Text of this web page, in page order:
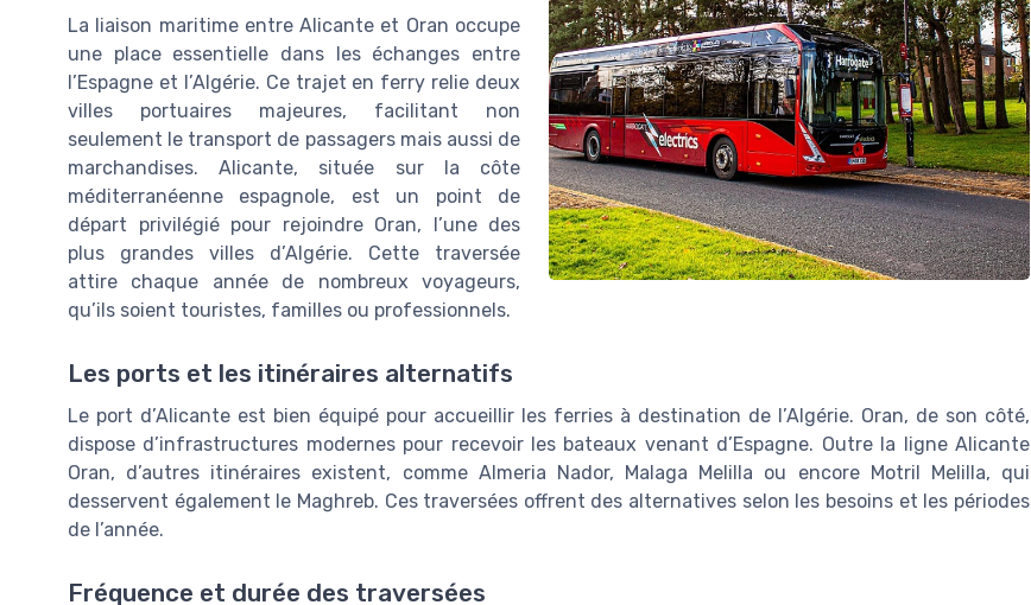
La liaison maritime entre Alicante et Oran occupe
une place essentielle dans les échanges entre
l’Espagne et l’Algérie. Ce trajet en ferry relie deux
villes portuaires majeures, facilitant non
seulement le transport de passagers mais aussi de
marchandises. Alicante, située sur la côte
méditerranéenne espagnole, est un point de
départ privilégié pour rejoindre Oran, l’une des
plus grandes villes d’Algérie. Cette traversée
attire chaque année de nombreux voyageurs,
qu’ils soient touristes, familles ou professionnels.
Les ports et les itinéraires alternatifs
Le port d’Alicante est bien équipé pour accueillir les ferries à destination de l’Algérie. Oran, de son côté,
dispose d’infrastructures modernes pour recevoir les bateaux venant d’Espagne. Outre la ligne Alicante
Oran, d’autres itinéraires existent, comme Almeria Nador, Malaga Melilla ou encore Motril Melilla, qui
desservent également le Maghreb. Ces traversées offrent des alternatives selon les besoins et les périodes
de l’année.
Fréquence et durée des traversées